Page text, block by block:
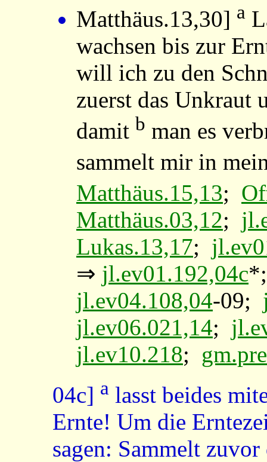
Matthäus.13,30] a
wachsen bis zur
will ich zu den
zuerst das Unkraut
damit b man es
sammelt mir in
Matthäus.15,13;
Matthäus.03,12;
Lukas.13,17;
⇒ jl.ev01.192,04c
jl.ev04.108,04-09;
jl.ev06.021,14;
jl.ev10.218;
04c] a lasst beides
Ernte! Um die
sagen: Sammelt